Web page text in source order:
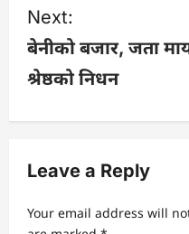
t
n
i
g
Next:
बेनीको बजार, जता
श्रेष्ठको निधन
Leave a Reply
Your email address will